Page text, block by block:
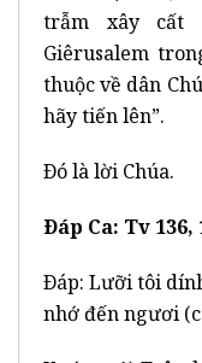
trẫm xây cất
Giêrusalem
thuộc về dân
hãy tiến lên”.
Ðó là lời Chúa.
Ðáp Ca: Tv 136,
Ðáp: Lưỡi tôi
nhớ đến ngươi